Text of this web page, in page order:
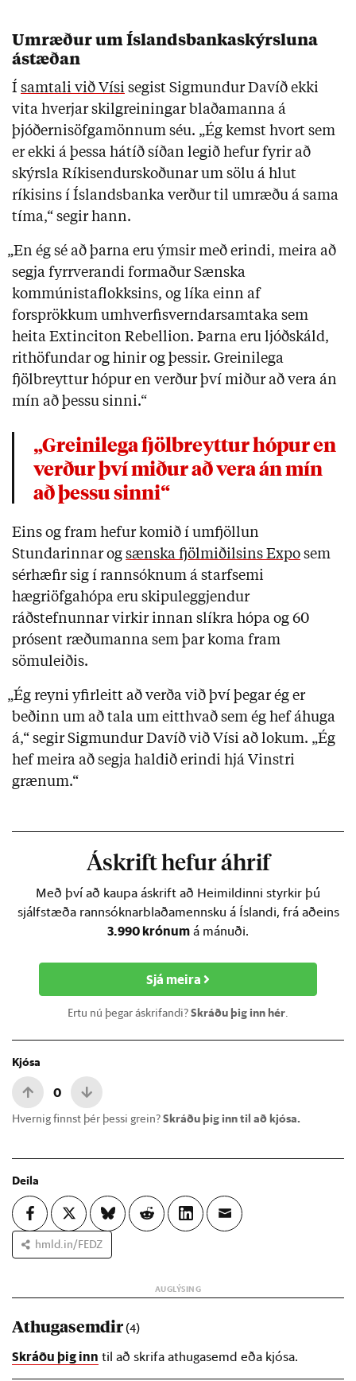
Umræður um Íslandsbankaskýrsluna
ástæðan
Í samtali við Vísi segist Sigmundur Davíð ekki
vita hverjar skilgreiningar blaðamanna á
þjóðernisöfgamönnum séu. „Ég kemst hvort sem
er ekki á þessa hátíð síðan legið hefur fyrir að
skýrsla Ríkisendurskoðunar um sölu á hlut
ríkisins í Íslandsbanka verður til umræðu á sama
tíma,“ segir hann.
„En ég sé að þarna eru ýmsir með erindi, meira að
segja fyrrverandi formaður Sænska
kommúnistaflokksins, og líka einn af
forsprökkum umhverfisverndarsamtaka sem
heita Extinciton Rebellion. Þarna eru ljóðskáld,
rithöfundar og hinir og þessir. Greinilega
fjölbreyttur hópur en verður því miður að vera án
mín að þessu sinni.“
„Greinilega fjölbreyttur hópur en
verður því miður að vera án mín
að þessu sinni“
Eins og fram hefur komið í umfjöllun
Stundarinnar og sænska fjölmiðilsins Expo sem
sérhæfir sig í rannsóknum á starfsemi
hægriöfgahópa eru skipuleggjendur
ráðstefnunnar virkir innan slíkra hópa og 60
prósent ræðumanna sem þar koma fram
sömuleiðis.
„Ég reyni yfirleitt að verða við því þegar ég er
beðinn um að tala um eitthvað sem ég hef áhuga
á,“ segir Sigmundur Davíð við Vísi að lokum. „Ég
hef meira að segja haldið erindi hjá Vinstri
grænum.“
Áskrift hefur áhrif
Með því að kaupa áskrift að Heimildinni styrkir þú
sjálfstæða rannsóknarblaðamennsku á Íslandi, frá aðeins
3.990 krónum á mánuði.
Sjá meira
Ertu nú þegar áskrifandi?Skráðu þig inn hér.
Kjósa
0
Hvernig finnst þér þessi grein?Skráðu þig inn til að kjósa.
Deila
hmld.in/FEDZ
Athugasemdir(4)
Skráðu þig inn til að skrifa athugasemd eða kjósa.